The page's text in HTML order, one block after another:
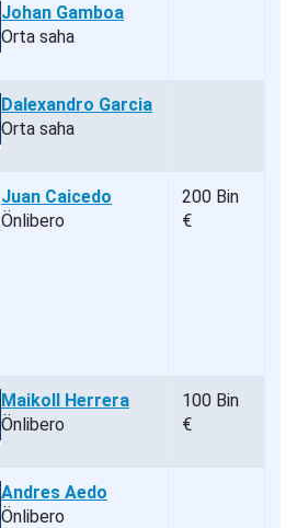
Johan Gamboa
Orta saha
Dalexandro Garcia
Orta saha
Juan Caicedo
Önlibero
200 Bin
€
Maikoll Herrera
Önlibero
100 Bin
€
Andres Aedo
Önlibero